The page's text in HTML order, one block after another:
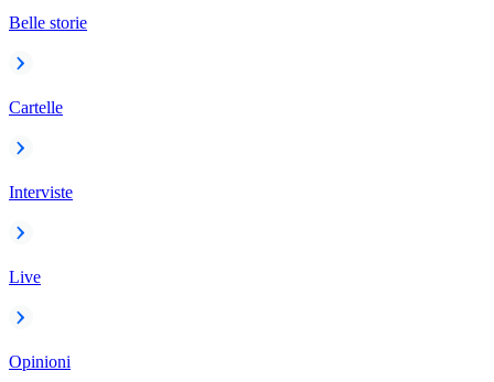
Belle storie
Cartelle
Interviste
Live
Opinioni